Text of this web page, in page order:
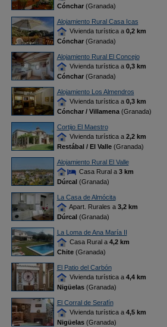
Cónchar(Granada)
Alojamiento Rural Casa Icas
Vivienda turística a 0,2 km
Cónchar(Granada)
Alojamiento Rural El Concejo
Vivienda turística a 0,3 km
Cónchar(Granada)
Alojamiento Los Almendros
Vivienda turística a 0,3 km
Cónchar / Villamena(Granada)
Cortijo El Maestro
Vivienda turística a 2,2 km
Restábal / El Valle(Granada)
Alojamiento Rural El Valle
Casa Rural a 3 km
Dúrcal(Granada)
La Casa de Almócita
Apart. Rurales a 3,2 km
Dúrcal(Granada)
La Loma de Ana María II
Casa Rural a 4,2 km
Chite(Granada)
El Patio del Carbón
Vivienda turística a 4,4 km
Nigüelas(Granada)
El Corral de Serafín
Vivienda turística a 4,5 km
Nigüelas(Granada)